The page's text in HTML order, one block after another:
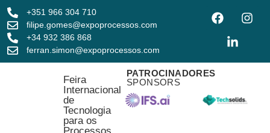
+351 966 304 710
filipe.gomes@expoprocessos.com
+34 932 386 868
ferran.simon@expoprocessos.com
Feira
Internacional
de
Tecnologia
para os
PATROCINADORES
SPONSORS